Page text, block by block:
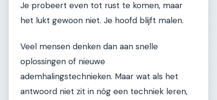
Je probeert even tot rust te komen, maar
het lukt gewoon niet. Je hoofd blijft malen.
Veel mensen denken dan aan snelle
oplossingen of nieuwe
ademhalingstechnieken. Maar wat als het
antwoord niet zit in nóg een techniek leren,